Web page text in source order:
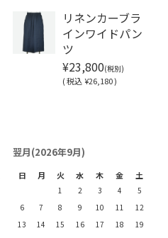
リネンカーブラ
インワイドパン
ツ
¥23,800(税別)
(税込 ¥26,180 )
翌月(2026年9月)
日 月 火 水 木 金 土
1 2 3 4
5
6
7 8 9 10 11
12
13
14 15 16 17 18
19